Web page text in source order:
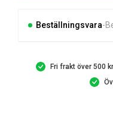
Beställningsvara
Fri frakt över 500 kr